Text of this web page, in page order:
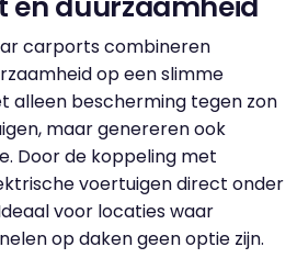
carports combineren
op een slimme
alleen bescherming tegen zon
maar genereren ook
Door de koppeling met
voertuigen direct onder
voor locaties waar
op daken geen optie zijn.